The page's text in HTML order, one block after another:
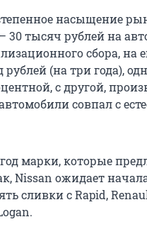
насыщение
30 тысяч рублей на
сбора, на
(на три года),
с другой,
совпал с
марки, которые
Nissan ожидает
сливки с Rapid,